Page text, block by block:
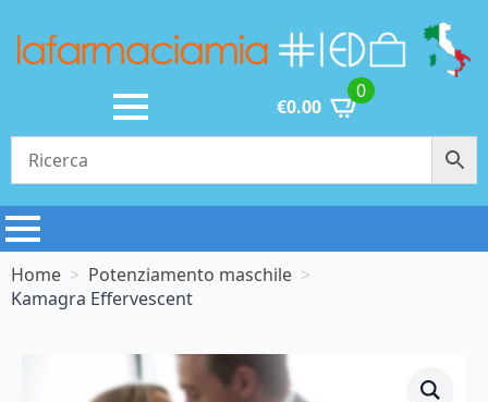
€0.00
0
Home
Potenziamento maschile
Kamagra Effervescent